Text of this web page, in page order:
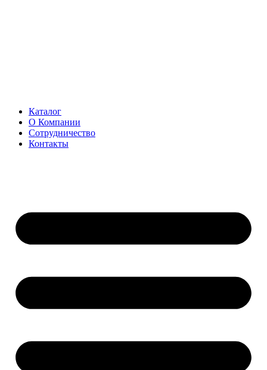
Каталог
О Компании
Сотрудничество
Контакты